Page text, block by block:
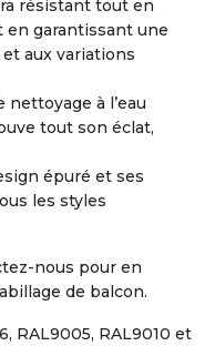
résistant tout en
garantissant une
aux variations
nettoyage à l’eau
tout son éclat,
épuré et ses
les styles
nous pour en
de balcon.
RAL9005, RAL9010 et